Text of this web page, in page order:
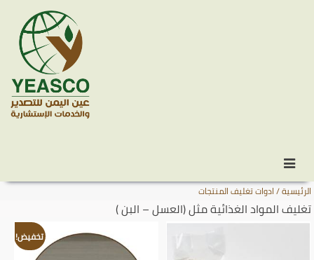
المحتوى
secondary
content
الرئيسية / ادوات تغليف المنتجات
تغليف المواد الغذائية مثل (العسل – البن )
تخفيض!